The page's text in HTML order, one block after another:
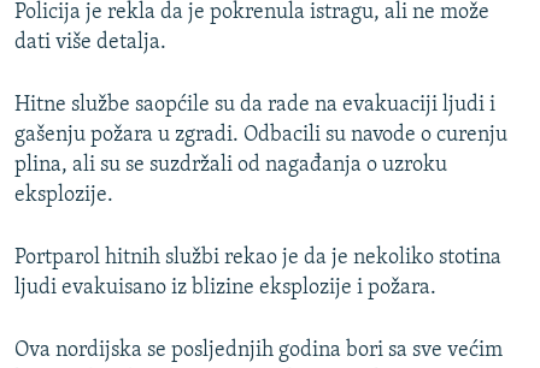
Policija je rekla da je pokrenula istragu, ali ne može
dati više detalja.
Hitne službe saopćile su da rade na evakuaciji ljudi i
gašenju požara u zgradi. Odbacili su navode o curenju
plina, ali su se suzdržali od nagađanja o uzroku
eksplozije.
Portparol hitnih službi rekao je da je nekoliko stotina
ljudi evakuisano iz blizine eksplozije i požara.
Ova nordijska se posljednjih godina bori sa sve većim